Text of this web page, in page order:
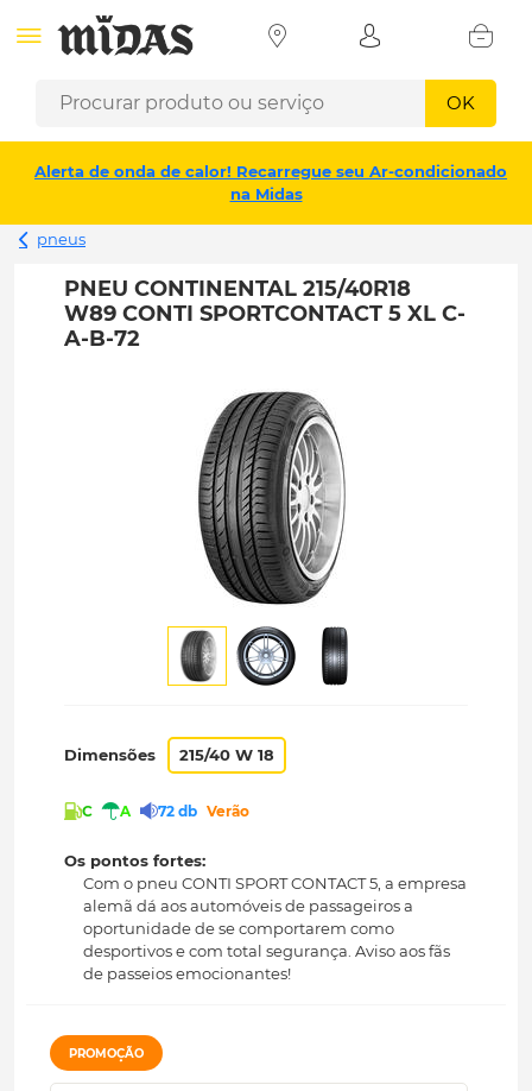
OK
Alerta de onda de calor! Recarregue seu Ar-condicionado
na Midas
pneus
PNEU CONTINENTAL 215/40R18
W89 CONTI SPORTCONTACT 5 XL C-
A-B-72
Dimensões 215/40 W 18
C A 72 db Verão
Os pontos fortes:
Com o pneu CONTI SPORT CONTACT 5, a empresa
alemã dá aos automóveis de passageiros a
oportunidade de se comportarem como
desportivos e com total segurança. Aviso aos fãs
de passeios emocionantes!
PROMOÇÃO